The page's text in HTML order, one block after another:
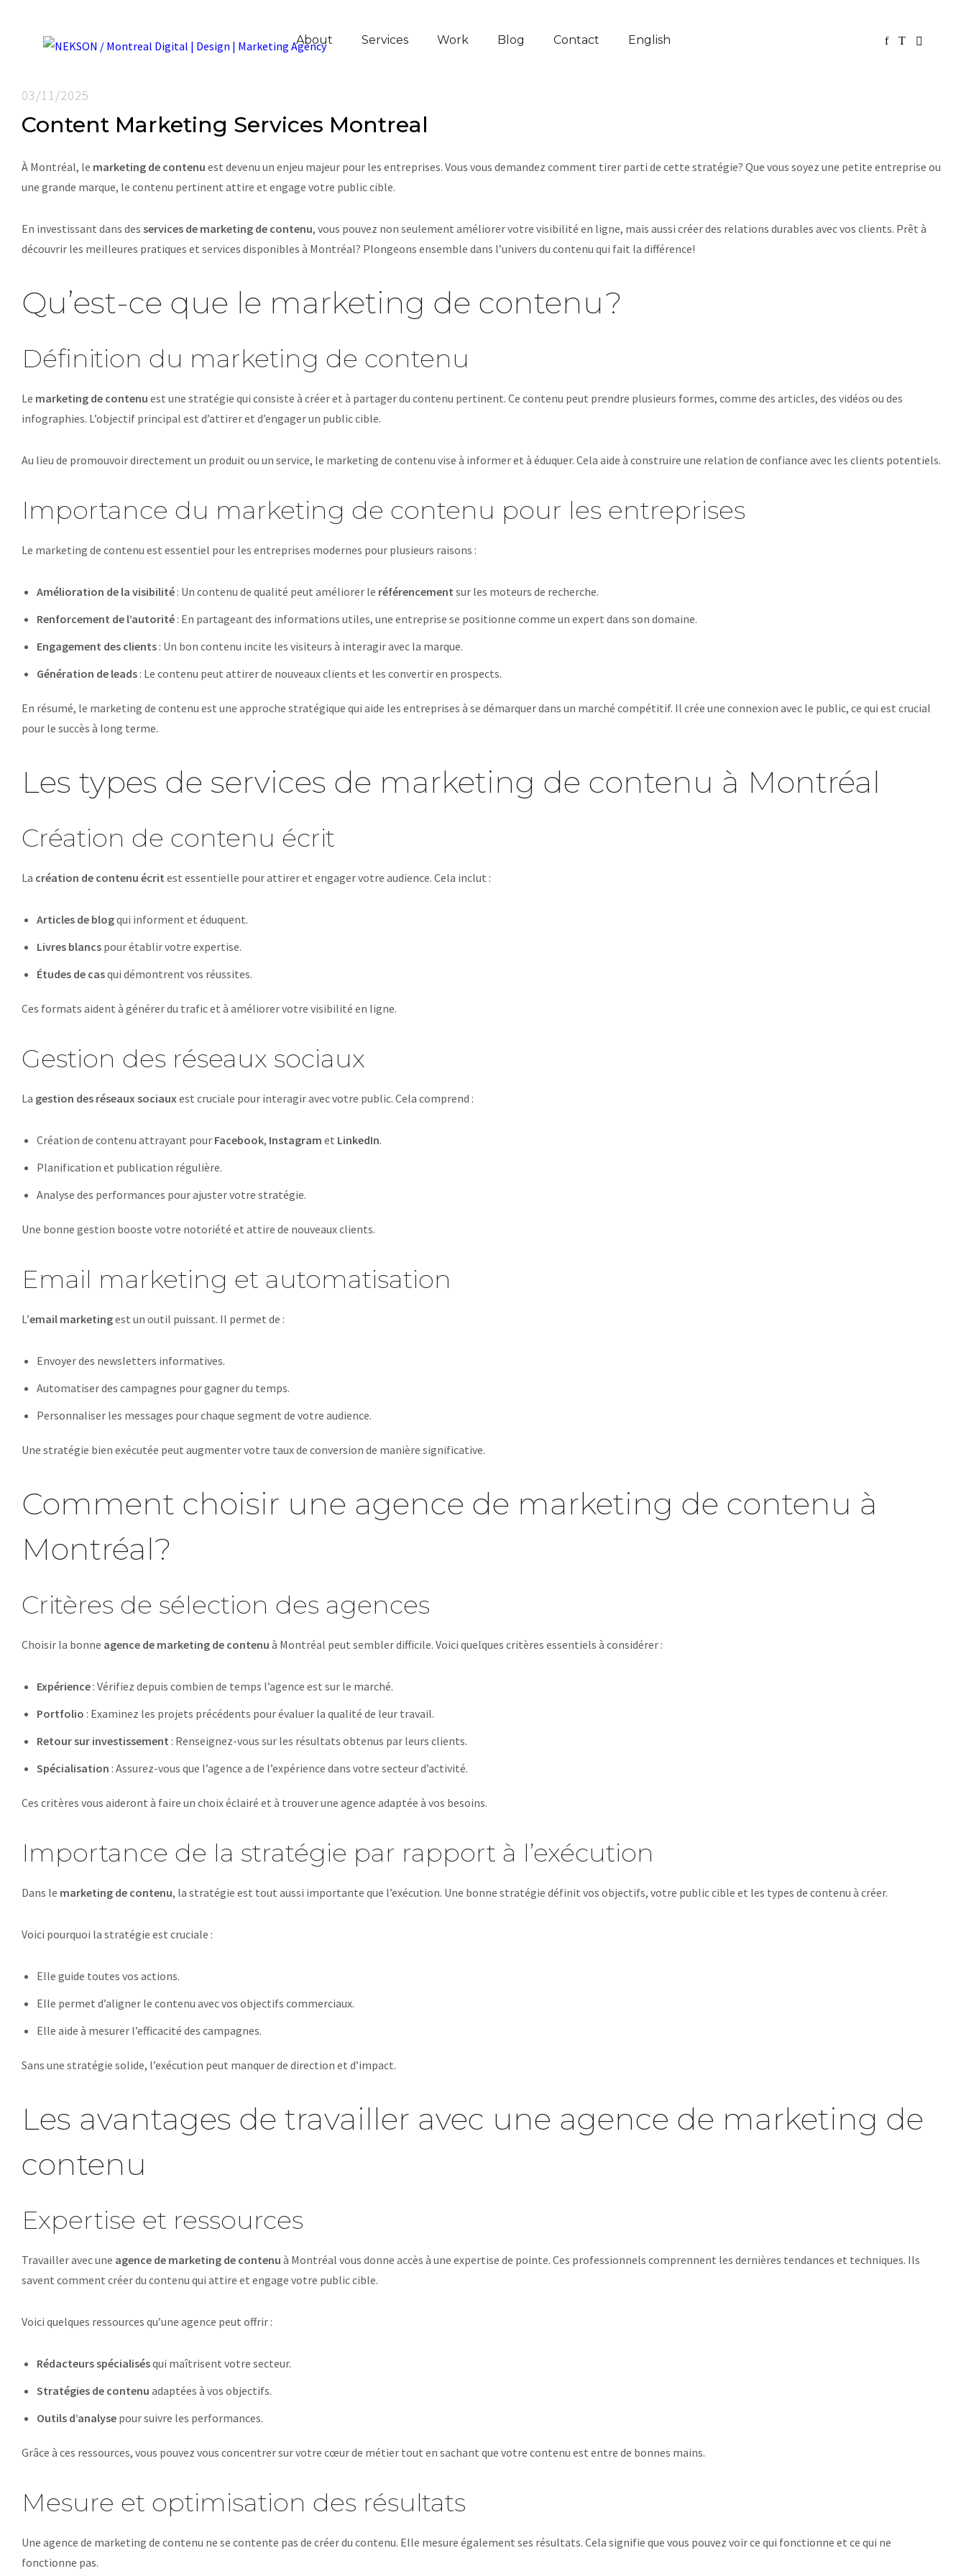
About Services Work Blog Contact English
03/11/2025
Content Marketing Services Montreal
À Montréal, le marketing de contenu est devenu un enjeu majeur pour les entreprises. Vous vous demandez comment tirer parti de cette stratégie? Que vous soyez une petite entreprise ou
une grande marque, le contenu pertinent attire et engage votre public cible.
En investissant dans des services de marketing de contenu, vous pouvez non seulement améliorer votre visibilité en ligne, mais aussi créer des relations durables avec vos clients. Prêt à
découvrir les meilleures pratiques et services disponibles à Montréal? Plongeons ensemble dans l’univers du contenu qui fait la différence!
Qu’est-ce que le marketing de contenu?
Définition du marketing de contenu
Le marketing de contenu est une stratégie qui consiste à créer et à partager du contenu pertinent. Ce contenu peut prendre plusieurs formes, comme des articles, des vidéos ou des
infographies. L’objectif principal est d’attirer et d’engager un public cible.
Au lieu de promouvoir directement un produit ou un service, le marketing de contenu vise à informer et à éduquer. Cela aide à construire une relation de confiance avec les clients potentiels.
Importance du marketing de contenu pour les entreprises
Le marketing de contenu est essentiel pour les entreprises modernes pour plusieurs raisons :
Amélioration de la visibilité: Un contenu de qualité peut améliorer le référencement sur les moteurs de recherche.
Renforcement de l’autorité: En partageant des informations utiles, une entreprise se positionne comme un expert dans son domaine.
Engagement des clients: Un bon contenu incite les visiteurs à interagir avec la marque.
Génération de leads: Le contenu peut attirer de nouveaux clients et les convertir en prospects.
En résumé, le marketing de contenu est une approche stratégique qui aide les entreprises à se démarquer dans un marché compétitif. Il crée une connexion avec le public, ce qui est crucial
pour le succès à long terme.
Les types de services de marketing de contenu à Montréal
Création de contenu écrit
La création de contenu écrit est essentielle pour attirer et engager votre audience. Cela inclut :
Articles de blogqui informent et éduquent.
Livres blancspour établir votre expertise.
Études de casqui démontrent vos réussites.
Ces formats aident à générer du trafic et à améliorer votre visibilité en ligne.
Gestion des réseaux sociaux
La gestion des réseaux sociauxest cruciale pour interagir avec votre public. Cela comprend :
Création de contenu attrayant pour Facebook, Instagram et LinkedIn.
Planification et publication régulière.
Analyse des performances pour ajuster votre stratégie.
Une bonne gestion booste votre notoriété et attire de nouveaux clients.
Email marketing et automatisation
L’email marketingest un outil puissant. Il permet de :
Envoyer des newsletters informatives.
Automatiser des campagnes pour gagner du temps.
Personnaliser les messages pour chaque segment de votre audience.
Une stratégie bien exécutée peut augmenter votre taux de conversion de manière significative.
Comment choisir une agence de marketing de contenu à
Montréal?
Critères de sélection des agences
Choisir la bonne agence de marketing de contenu à Montréal peut sembler difficile. Voici quelques critères essentiels à considérer :
Expérience: Vérifiez depuis combien de temps l’agence est sur le marché.
Portfolio : Examinez les projets précédents pour évaluer la qualité de leur travail.
Retour sur investissement : Renseignez-vous sur les résultats obtenus par leurs clients.
Spécialisation : Assurez-vous que l’agence a de l’expérience dans votre secteur d’activité.
Ces critères vous aideront à faire un choix éclairé et à trouver une agence adaptée à vos besoins.
Importance de la stratégie par rapport à l’exécution
Dans le marketing de contenu, la stratégie est tout aussi importante que l’exécution. Une bonne stratégie définit vos objectifs, votre public cible et les types de contenu à créer.
Voici pourquoi la stratégie est cruciale :
Elle guide toutes vos actions.
Elle permet d’aligner le contenu avec vos objectifs commerciaux.
Elle aide à mesurer l’efficacité des campagnes.
Sans une stratégie solide, l’exécution peut manquer de direction et d’impact.
Les avantages de travailler avec une agence de marketing de
contenu
Expertise et ressources
Travailler avec une agence de marketing de contenu à Montréal vous donne accès à une expertise de pointe. Ces professionnels comprennent les dernières tendances et techniques. Ils
savent comment créer du contenu qui attire et engage votre public cible.
Voici quelques ressources qu’une agence peut offrir :
Rédacteurs spécialisésqui maîtrisent votre secteur.
Stratégies de contenu adaptées à vos objectifs.
Outils d’analysepour suivre les performances.
Grâce à ces ressources, vous pouvez vous concentrer sur votre cœur de métier tout en sachant que votre contenu est entre de bonnes mains.
Mesure et optimisation des résultats
Une agence de marketing de contenu ne se contente pas de créer du contenu. Elle mesure également ses résultats. Cela signifie que vous pouvez voir ce qui fonctionne et ce qui ne
fonctionne pas.